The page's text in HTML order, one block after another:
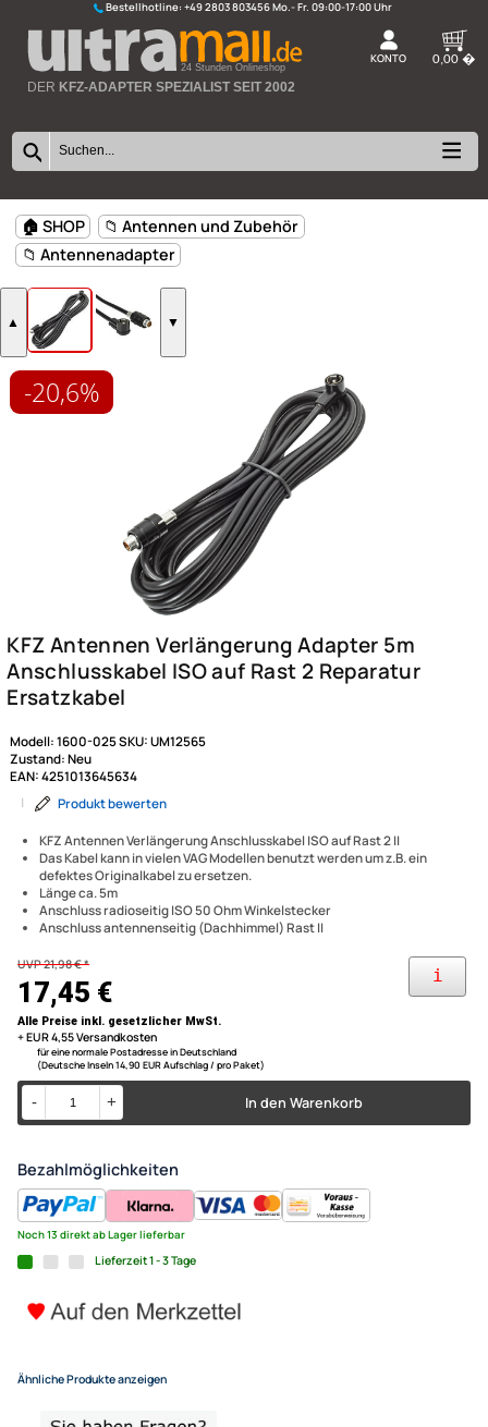
Bestellhotline:+49 2803 803456
24 Stunden Onlineshop
🏠 SHOP
📁 Antennen und Zubehör
📁 Antennenadapter
▲ ▼
-20,6%
KFZ Antennen Verlängerung
Anschlusskabel ISO auf
Ersatzkabel
KFZ Antennen Verlängerung Anschlusskabel ISO auf Rast 2 II
Das Kabel kann in vielen VAG Modellen benutzt werden um z.B. ein
defektes Originalkabel zu ersetzen.
Länge ca. 5m
Anschluss radioseitig ISO 50 Ohm Winkelstecker
Anschluss antennenseitig (Dachhimmel) Rast II
Zustand:Neu
EAN:4251013645634
|
Produkt bewerten
UVP 21,98 € *
17,45 €
Alle Preise inkl. gesetzlicher MwSt.
für eine normale Postadresse in Deutschland
(Deutsche Inseln 14,90 EUR Aufschlag / pro Paket)